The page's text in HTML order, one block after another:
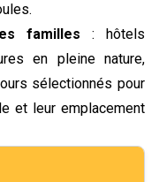
familles : hôtels
en pleine nature,
sélectionnés pour
et leur emplacement